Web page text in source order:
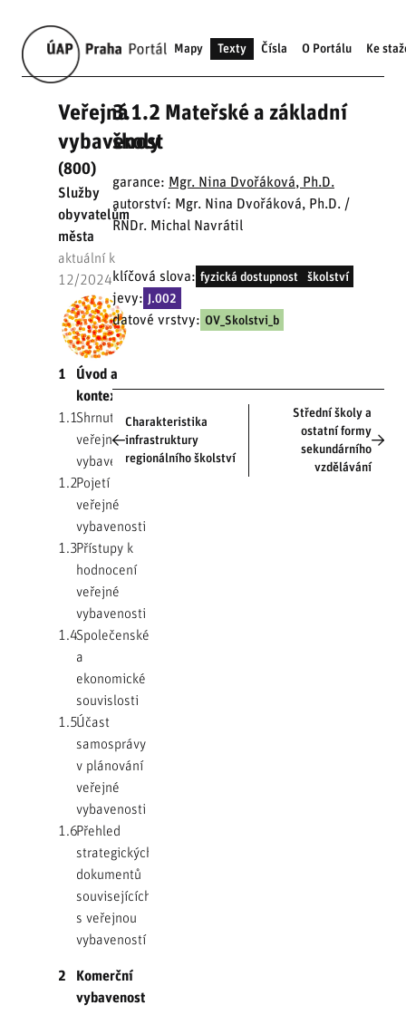
Mapy Texty Čísla O Portálu Ke
Veřejná
vybavenost
(800)
Služby
obyvatelům
města
aktuální k
12/2024
1
Úvod a
kontext
1.1Shrnutí
veřejné
vybavenosti
1.2Pojetí
veřejné
vybavenosti
1.3Přístupy k
hodnocení
veřejné
vybavenosti
1.4Společenské
a
ekonomické
souvislosti
1.5Účast
samosprávy
v plánování
veřejné
vybavenosti
1.6Přehled
strategických
dokumentů
souvisejících
s veřejnou
vybaveností
2
Komerční
vybavenost
3.1.2 Mateřské a základní
školy
garance: Mgr. Nina Dvořáková, Ph.D.
autorství: Mgr. Nina Dvořáková, Ph.D. /
RNDr. Michal Navrátil
klíčová slova: fyzická dostupnost školství
jevy: J.002
datové vrstvy: OV_Skolstvi_b
Charakteristika
infrastruktury
regionálního školství
Střední školy a
ostatní formy
sekundárního
vzdělávání